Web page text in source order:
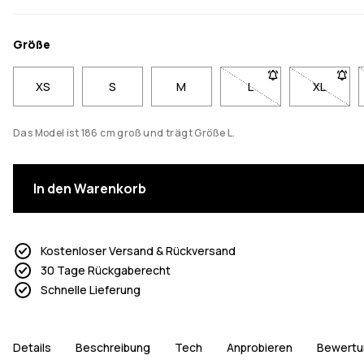
Größe
XS S M L- Größe L nicht
XL- Größe
Das Model ist 186 cm groß und trägt Größe L.
In den Warenkorb
Kostenloser Versand & Rückversand
30 Tage Rückgaberecht
Schnelle Lieferung
Details Beschreibung Tech Anprobieren